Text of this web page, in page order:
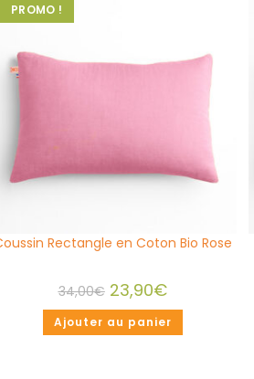
PROMO !
Rectangle en Coton Bio Rose
34,00€ 23,90€
Ajouter au panier